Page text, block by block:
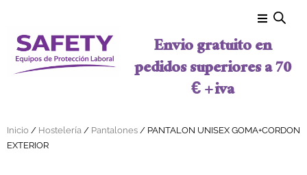
Envio gratuito en
pedidos superiores a 70
€ + iva
Inicio / Hostelería / Pantalones / PANTALON UNISEX GOMA+CORDON
EXTERIOR